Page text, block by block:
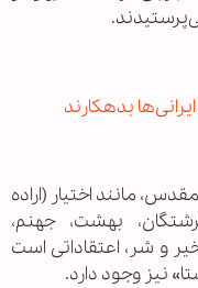
مانند اختیار (اراده
بهشت، جهنم،
و شر، اعتقاداتی است
نیز وجود دارد.